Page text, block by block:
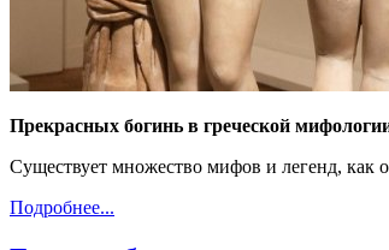
Прекрасных богинь в греческой
Существует множество мифов и легенд, как
Подробнее...